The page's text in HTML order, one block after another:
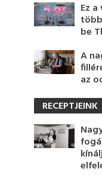
Ez
be
A
az
RECEPTJEINK